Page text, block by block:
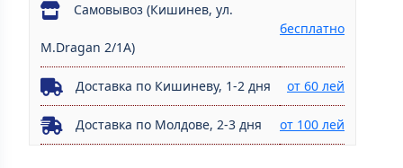
Самовывоз (Кишинев, ул.
M.Dragan 2/1A)
бесплатно
Доставка по Кишиневу, 1-2 дня от 60 лей
Доставка по Молдове, 2-3 дня от 100 лей